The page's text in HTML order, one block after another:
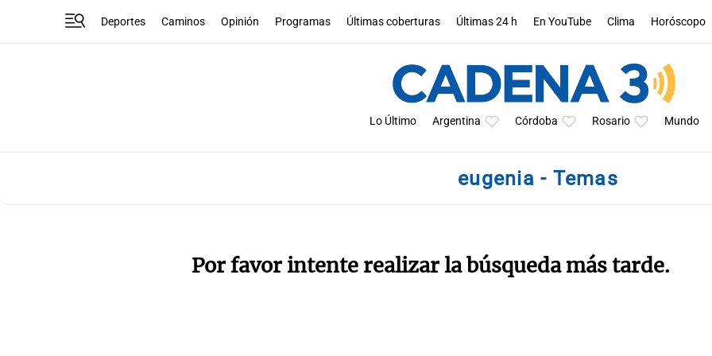
Deportes Caminos Opinión Programas Últimas coberturas Últimas 24 h En YouTube Clima Horóscopo
Lo Último Argentina Córdoba Rosario Mundo
eugenia - Temas
Por favor intente realizar la búsqueda más tarde.